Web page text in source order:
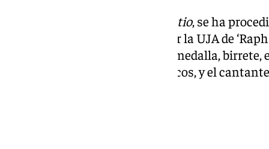
laudatio, se ha
como Doctor Honoris Causa por la UJA de
entregarle los atributos, título, medalla, birrete,
sabiduría, anillo y guantes blancos, y el